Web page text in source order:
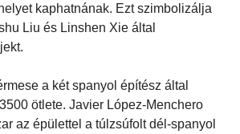
kaphatnának. Ezt szimbolizálja
Liu és Linshen Xie által
a két spanyol építész által
ötlete. Javier López-Menchero
az épülettel a túlzsúfolt dél-spanyol